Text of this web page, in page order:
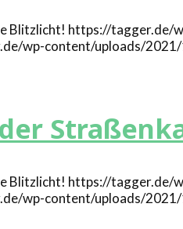
https://tagger.de/
wp-content/uploads/
https://tagger.de/
wp-content/uploads/